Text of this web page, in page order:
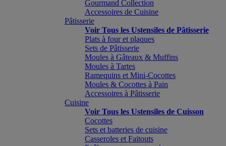
Gourmand Collection
Accessoires de Cuisine
Pâtisserie
Voir Tous les Ustensiles de Pâtisserie
Plats à four et plaques
Sets de Pâtisserie
Moules à Gâteaux & Muffins
Moules à Tartes
Ramequins et Mini-Cocottes
Moules & Cocottes à Pain
Accessoires à Pâtisserie
Cuisine
Voir Tous les Ustensiles de Cuisson
Cocottes
Sets et batteries de cuisine
Casseroles et Faitouts